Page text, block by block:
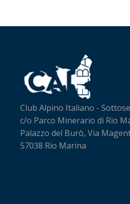
Club Alpino Italiano -
c/o Parco Minerario di Rio
Palazzo del Burò, Via
57038 Rio Marina